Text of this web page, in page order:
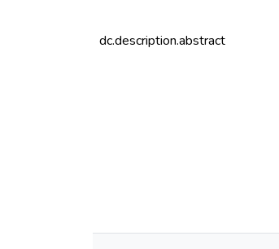
dc.description.abstract